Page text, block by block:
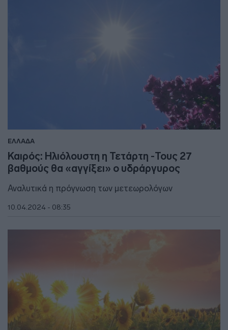
ΕΛΛΑΔΑ
Καιρός: Ηλιόλουστη η Τετάρτη -Τους 27
βαθμούς θα «αγγίξει» ο υδράργυρος
Αναλυτικά η πρόγνωση των μετεωρολόγων
10.04.2024 - 08:35